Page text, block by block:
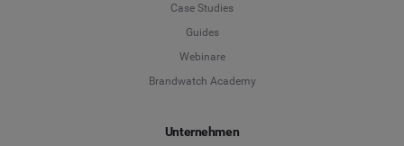
Case Studies
Guides
Webinare
Brandwatch Academy
Unternehmen